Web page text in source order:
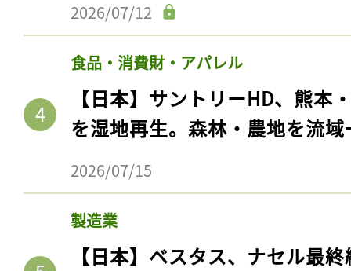
2026/07/12
食品・消費財・アパレル
【日本】サントリーHD、熊本
を湿地再生。森林・農地を流
2026/07/15
製造業
【日本】ベスタス、ナセル最